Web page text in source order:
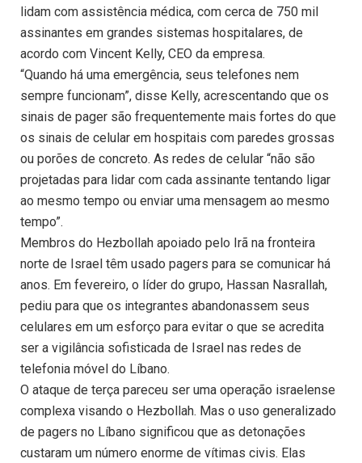
lidam com assistência médica, com cerca de 750 mil
assinantes em grandes sistemas hospitalares, de
acordo com Vincent Kelly, CEO da empresa.
“Quando há uma emergência, seus telefones nem
sempre funcionam”, disse Kelly, acrescentando que os
sinais de pager são frequentemente mais fortes do que
os sinais de celular em hospitais com paredes grossas
ou porões de concreto. As redes de celular “não são
projetadas para lidar com cada assinante tentando ligar
ao mesmo tempo ou enviar uma mensagem ao mesmo
tempo”.
Membros do Hezbollah apoiado pelo Irã na fronteira
norte de Israel têm usado pagers para se comunicar há
anos. Em fevereiro, o líder do grupo, Hassan Nasrallah,
pediu para que os integrantes abandonassem seus
celulares em um esforço para evitar o que se acredita
ser a vigilância sofisticada de Israel nas redes de
telefonia móvel do Líbano.
O ataque de terça pareceu ser uma operação israelense
complexa visando o Hezbollah. Mas o uso generalizado
de pagers no Líbano significou que as detonações
custaram um número enorme de vítimas civis. Elas